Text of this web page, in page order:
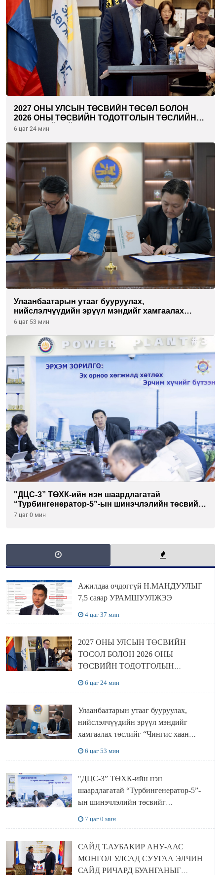
2027 ОНЫ УЛСЫН ТӨСВИЙН ТӨСӨЛ БОЛОН
2026 ОНЫ ТӨСВИЙН ТОДОТГОЛЫН ТӨСЛИЙН
ОЛОН НИЙТИЙН ХЭЛЭЛЦҮҮЛЭГ БОЛЛОО
6 цаг 24 мин
Улаанбаатарын утааг бууруулах,
нийслэлчүүдийн эрүүл мэндийг хамгаалах
төслийг “Чингис хаан баялгийн сан нэгдэл” ХХК-
6 цаг 53 мин
"ДЦС-3” ТӨХК-ийн нэн шаардлагатай
“Турбингенератор-5”-ын шинэчлэлийн төсвийг
шийдвэрлэхээр болов
7 цаг 0 мин
Ажилдаа очдоггүй Н.МАНДУУЛЫГ
7,5 саяар УРАМШУУЛЖЭЭ
4 цаг 37 мин
2027 ОНЫ УЛСЫН ТӨСВИЙН
ТӨСӨЛ БОЛОН 2026 ОНЫ
ТӨСВИЙН ТОДОТГОЛЫН
6 цаг 24 мин
Улаанбаатарын утааг бууруулах,
нийслэлчүүдийн эрүүл мэндийг
хамгаалах төслийг “Чингис хаан
6 цаг 53 мин
"ДЦС-3” ТӨХК-ийн нэн
шаардлагатай “Турбингенератор-5”-
ын шинэчлэлийн төсвийг
7 цаг 0 мин
САЙД Т.АУБАКИР АНУ-ААС
МОНГОЛ УЛСАД СУУГАА ЭЛЧИН
САЙД РИЧАРД БУАНГАНЫГ